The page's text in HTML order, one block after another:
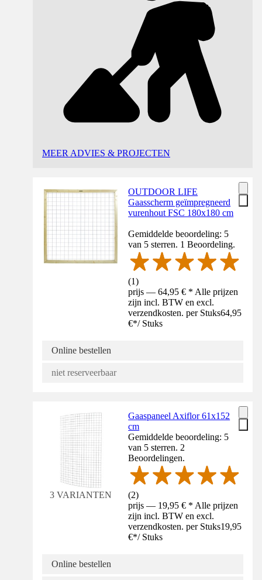
MEER ADVIES & PROJECTEN
OUTDOOR LIFE
Gaasscherm geïmpregneerd
vurenhout FSC 180x180 cm
Gemiddelde beoordeling: 5
van 5 sterren. 1 Beoordeling.
(1)
prijs — 64,95 € * Alle prijzen
zijn incl. BTW en excl.
verzendkosten. per Stuks64,95
€*/ Stuks
Online bestellen
niet reserveerbaar
3 VARIANTEN
Gaaspaneel Axiflor 61x152
cm
Gemiddelde beoordeling: 5
van 5 sterren. 2
Beoordelingen.
(2)
prijs — 19,95 € * Alle prijzen
zijn incl. BTW en excl.
verzendkosten. per Stuks19,95
€*/ Stuks
Online bestellen